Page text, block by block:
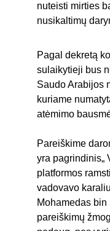
nuteisti mirties
nusikaltimų
Pagal dekretą
sulaikytieji bus
Saudo Arabijos
kuriame
atėmimo
Pareiškime
yra pagrindinis„
platformos
vadovavo
Mohamedas
pareiškimų